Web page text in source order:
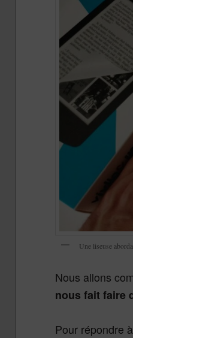
Une liseuse abordable : la Vivlio Light Zen
Nous allons commencer par le
nous fait faire des économies
Pour répondre à cette